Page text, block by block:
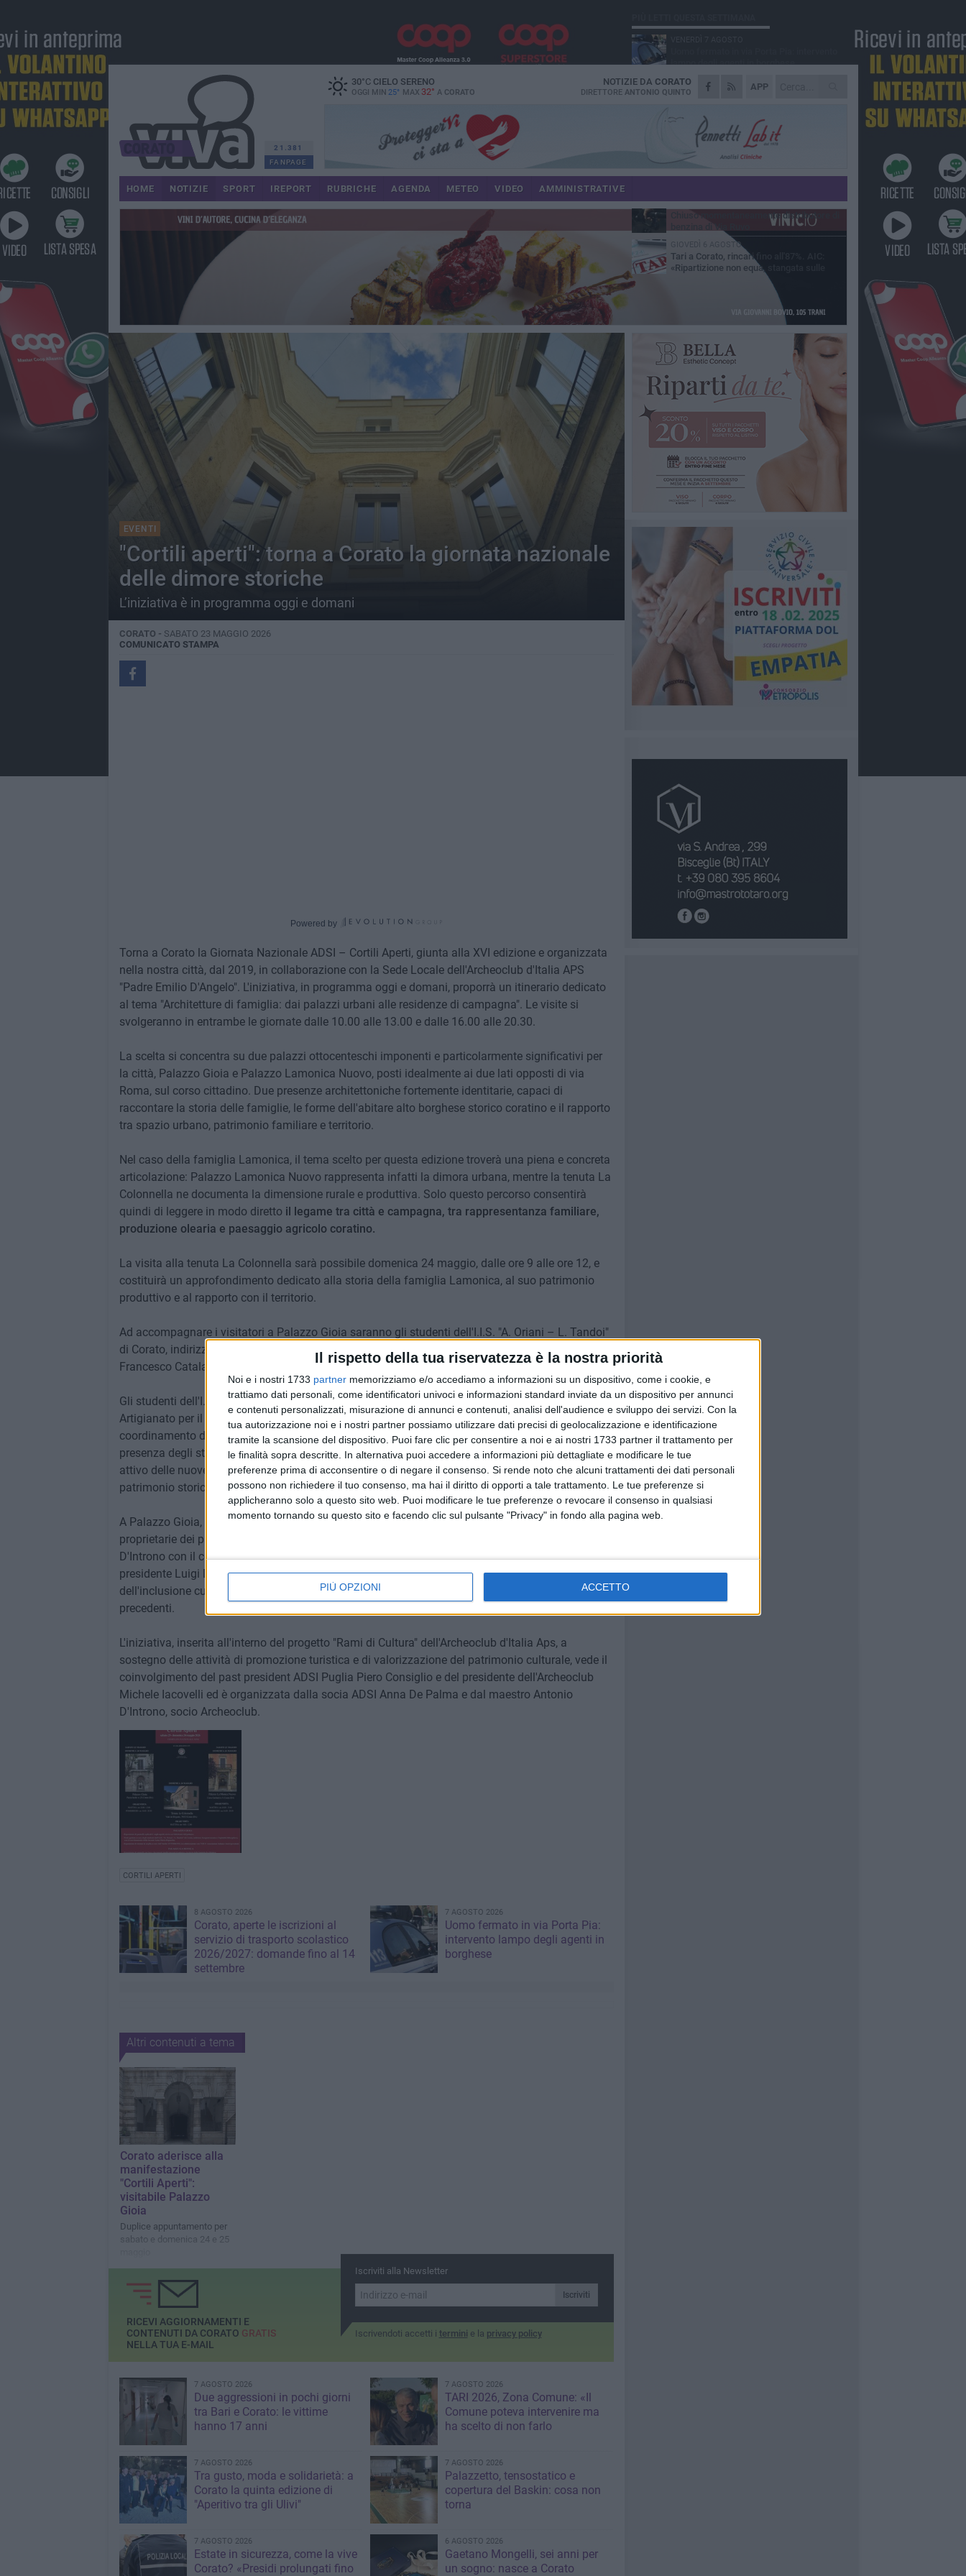
Il rispetto della tua riservatezza è la nostra priorità
Noi e i nostri 1733 partner memorizziamo e/o accediamo a informazioni su un dispositivo, come i cookie, e
trattiamo dati personali, come identificatori univoci e informazioni standard inviate da un dispositivo per annunci
e contenuti personalizzati, misurazione di annunci e contenuti, analisi dell'audience e sviluppo dei servizi. Con la
tua autorizzazione noi e i nostri partner possiamo utilizzare dati precisi di geolocalizzazione e identificazione
tramite la scansione del dispositivo. Puoi fare clic per consentire a noi e ai nostri 1733 partner il trattamento per
le finalità sopra descritte. In alternativa puoi accedere a informazioni più dettagliate e modificare le tue
preferenze prima di acconsentire o di negare il consenso. Si rende noto che alcuni trattamenti dei dati personali
possono non richiedere il tuo consenso, ma hai il diritto di opporti a tale trattamento. Le tue preferenze si
applicheranno solo a questo sito web. Puoi modificare le tue preferenze o revocare il consenso in qualsiasi
momento tornando su questo sito e facendo clic sul pulsante "Privacy" in fondo alla pagina web.
PIÙ OPZIONI ACCETTO
21.381
FANPAGE
30°CCIELO SERENO
OGGI MIN 25° MAX 32° A CORATO
APP
NOTIZIE DA CORATO
DIRETTORE ANTONIO QUINTO
HOME NOTIZIE SPORT IREPORT RUBRICHE AGENDA METEO VIDEO AMMINISTRATIVE
EVENTI
"Cortili aperti": torna a Corato la giornata nazionale
delle dimore storiche
L’iniziativa è in programma oggi e domani
CORATO - SABATO 23 MAGGIO 2026
COMUNICATO STAMPA
Powered by
Torna a Corato la Giornata Nazionale ADSI – Cortili Aperti, giunta alla XVI edizione e organizzata
nella nostra città, dal 2019, in collaborazione con la Sede Locale dell'Archeoclub d'Italia APS
"Padre Emilio D'Angelo". L'iniziativa, in programma oggi e domani, proporrà un itinerario dedicato
al tema "Architetture di famiglia: dai palazzi urbani alle residenze di campagna". Le visite si
svolgeranno in entrambe le giornate dalle 10.00 alle 13.00 e dalle 16.00 alle 20.30.
La scelta si concentra su due palazzi ottocenteschi imponenti e particolarmente significativi per
la città, Palazzo Gioia e Palazzo Lamonica Nuovo, posti idealmente ai due lati opposti di via
Roma, sul corso cittadino. Due presenze architettoniche fortemente identitarie, capaci di
raccontare la storia delle famiglie, le forme dell'abitare alto borghese storico coratino e il rapporto
tra spazio urbano, patrimonio familiare e territorio.
Nel caso della famiglia Lamonica, il tema scelto per questa edizione troverà una piena e concreta
articolazione: Palazzo Lamonica Nuovo rappresenta infatti la dimora urbana, mentre la tenuta La
Colonnella ne documenta la dimensione rurale e produttiva. Solo questo percorso consentirà
quindi di leggere in modo diretto il legame tra città e campagna, tra rappresentanza familiare,
produzione olearia e paesaggio agricolo coratino.
La visita alla tenuta La Colonnella sarà possibile domenica 24 maggio, dalle ore 9 alle ore 12, e
costituirà un approfondimento dedicato alla storia della famiglia Lamonica, al suo patrimonio
produttivo e al rapporto con il territorio.
Ad accompagnare i visitatori a Palazzo Gioia saranno gli studenti dell'I.I.S. "A. Oriani – L. Tandoi"
di Corato, indirizzo Enogastronomia e Ospitalità Alberghiera, diretto dal dirigente scolastico
Francesco Catalano, con il coordinamento della docente Annamaria Paparella.
Gli studenti dell'I.I.S.S. "Aldo Moro – Sergio Cosmai" di Trani, indirizzo Settore Industria e
Artigianato per il Made in Italy, diretto dal dirigente scolastico Roberto Diana, con il
coordinamento del docente Nicola Ferrara, guideranno invece i visitatori a Palazzo Lamonica. La
presenza degli studenti conferma il valore educativo della manifestazione e il coinvolgimento
attivo delle nuove generazioni nella conoscenza, nell'accoglienza e nella valorizzazione del
patrimonio storico-culturale.
A Palazzo Gioia, il percorso sarà inoltre arricchito dall'esposizione degli stemmi delle famiglie
proprietarie dei palazzi, realizzati durante il laboratorio artistico curato dal maestro d'arte Antonio
D'Introno con il coinvolgimento dell'Unione Italiana dei Ciechi e degli Ipovedenti, rappresentata dal
presidente Luigi D'Onofrio. L'iniziativa conferma l'attenzione della manifestazione ai temi
dell'inclusione culturale e dell'accessibilità, in continuità con le esperienze già avviate negli anni
precedenti.
L'iniziativa, inserita all'interno del progetto "Rami di Cultura" dell'Archeoclub d'Italia Aps, a
sostegno delle attività di promozione turistica e di valorizzazione del patrimonio culturale, vede il
coinvolgimento del past president ADSI Puglia Piero Consiglio e del presidente dell'Archeoclub
Michele Iacovelli ed è organizzata dalla socia ADSI Anna De Palma e dal maestro Antonio
D'Introno, socio Archeoclub.
CORTILI APERTI
8 AGOSTO 2026
Corato, aperte le iscrizioni al
servizio di trasporto scolastico
2026/2027: domande fino al 14
settembre
7 AGOSTO 2026
Uomo fermato in via Porta Pia:
intervento lampo degli agenti in
borghese
Altri contenuti a tema
Corato aderisce alla
manifestazione
"Cortili Aperti":
visitabile Palazzo
Gioia
Duplice appuntamento per
sabato e domenica 24 e 25
Iscriviti alla Newsletter
Iscriviti
Iscrivendoti accetti i termini e la privacy policy
RICEVI AGGIORNAMENTI E
CONTENUTI DA CORATO GRATIS
NELLA TUA E-MAIL
7 AGOSTO 2026
Due aggressioni in pochi giorni
tra Bari e Corato: le vittime
hanno 17 anni
7 AGOSTO 2026
TARI 2026, Zona Comune: «Il
Comune poteva intervenire ma
ha scelto di non farlo
7 AGOSTO 2026
Tra gusto, moda e solidarietà: a
Corato la quinta edizione di
"Aperitivo tra gli Ulivi"
7 AGOSTO 2026
Palazzetto, tensostatico e
copertura del Baskin: cosa non
torna
7 AGOSTO 2026
Estate in sicurezza, come la vive
Corato? «Presidi prolungati fino
6 AGOSTO 2026
Gaetano Mongelli, sei anni per
un sogno: nasce a Corato
lampo degli agenti in borghese
GIOVEDÌ 6 AGOSTO
Gelato di San Domenico: il gusto che
GIOVEDÌ 6 AGOSTO
Gaetano Mongelli, sei anni per un sogno:
nasce a Corato "Megaad"
VENERDÌ 7 AGOSTO
Due aggressioni in pochi giorni tra Bari e
MERCOLEDÌ 5 AGOSTO
Chiuso momentaneamente distributore di
GIOVEDÌ 6 AGOSTO
Tari a Corato, rincari fino all'87%. AIC:
«Ripartizione non equa, stangata sulle
imprese»